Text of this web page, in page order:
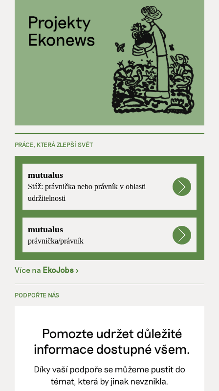
PRÁCE, KTERÁ ZLEPŠÍ SVĚT
mutualus
Stáž: právnička nebo právník v oblasti
udržitelnosti
mutualus
právnička/právník
Více na EkoJobs >
PODPOŘTE NÁS